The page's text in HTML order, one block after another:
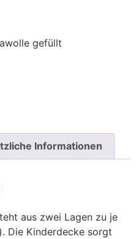
gefüllt
Informationen
aus zwei Lagen zu je
Die Kinderdecke sorgt